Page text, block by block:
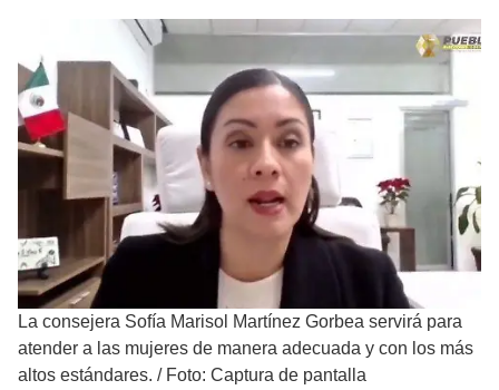
La consejera Sofía Marisol Martínez Gorbea servirá para
atender a las mujeres de manera adecuada y con los más
altos estándares. / Foto: Captura de pantalla